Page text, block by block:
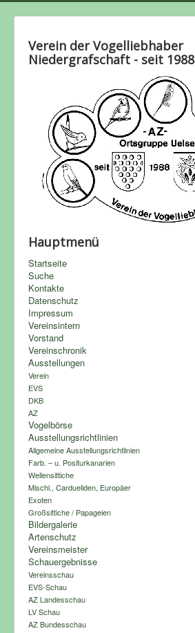
Verein der Vogelliebhaber
Niedergrafschaft - seit 1988
Hauptmenü
Startseite
Suche
Kontakte
Datenschutz
Impressum
Vereinsintern
Vorstand
Vereinschronik
Ausstellungen
Verein
EVS
DKB
AZ
Vogelbörse
Ausstellungsrichtlinien
Allgemeine Ausstellungsrichtlinien
Farb. – u. Positurkanarien
Wellensittiche
Mischl., Cardueliden, Europäer
Exoten
Großsittiche / Papageien
Bildergalerie
Artenschutz
Vereinsmeister
Schauergebnisse
Vereinsschau
EVS-Schau
AZ Landesschau
LV Schau
AZ Bundesschau